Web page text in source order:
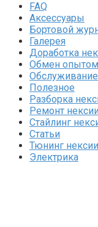
FAQ
Аксессуары
Бортовой
Галерея
Доработка
Обмен опытом
Полезное
Разборка
Ремонт
Стайлинг
Статьи
Тюнинг нексии
Электрика